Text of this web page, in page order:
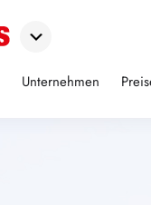
Unternehmen